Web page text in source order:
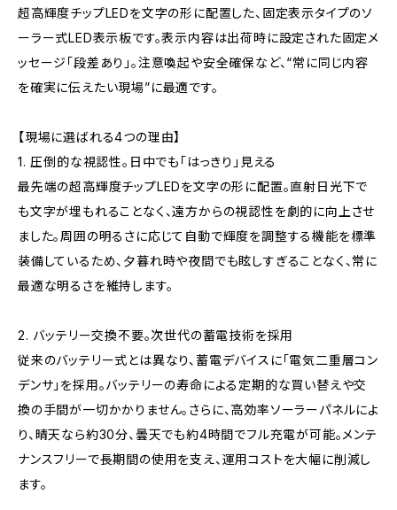
超高輝度チップLEDを文字の形に配置した、固定表示タイプのソ
ーラー式LED表示板です。表示内容は出荷時に設定された固定メ
ッセージ「段差あり」。注意喚起や安全確保など、“常に同じ内容
を確実に伝えたい現場”に最適です。
【現場に選ばれる4つの理由】
1. 圧倒的な視認性。日中でも「はっきり」見える
最先端の超高輝度チップLEDを文字の形に配置。直射日光下で
も文字が埋もれることなく、遠方からの視認性を劇的に向上させ
ました。周囲の明るさに応じて自動で輝度を調整する機能を標準
装備しているため、夕暮れ時や夜間でも眩しすぎることなく、常に
最適な明るさを維持します。
2. バッテリー交換不要。次世代の蓄電技術を採用
従来のバッテリー式とは異なり、蓄電デバイスに「電気二重層コン
デンサ」を採用。バッテリーの寿命による定期的な買い替えや交
換の手間が一切かかりません。さらに、高効率ソーラーパネルによ
り、晴天なら約30分、曇天でも約4時間でフル充電が可能。メンテ
ナンスフリーで長期間の使用を支え、運用コストを大幅に削減し
ます。